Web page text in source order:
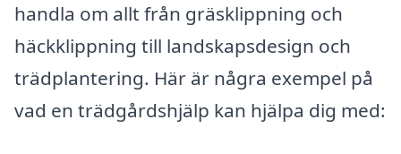
handla om allt från gräsklippning och
häckklippning till landskapsdesign och
trädplantering. Här är några exempel på
vad en trädgårdshjälp kan hjälpa dig med: